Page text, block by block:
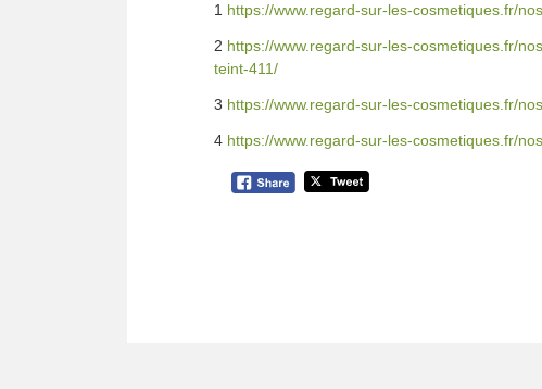
1 https://www.regard-sur-les-cosmetiques.fr/
2 https://www.regard-sur-les-cosmetiques.fr/
teint-411/
3 https://www.regard-sur-les-cosmetiques.fr/
4 https://www.regard-sur-les-cosmetiques.fr/